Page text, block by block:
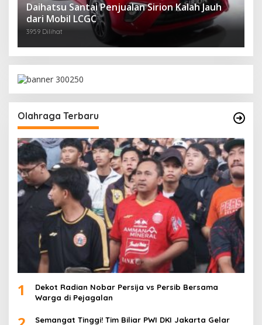
Daihatsu Santai Penjualan Sirion Kalah Jauh
dari Mobil LCGC
3959 Dilihat
Olahraga Terbaru
1
Dekot Radian Nobar Persija vs Persib Bersama
Warga di Pejagalan
Semangat Tinggi! Tim Biliar PWI DKI Jakarta Gelar